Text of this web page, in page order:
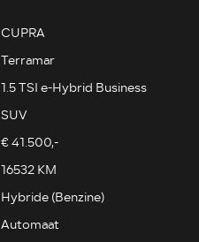
CUPRA
Terramar
1.5 TSI e-Hybrid Business
SUV
€ 41.500,-
16532 KM
Hybride (Benzine)
Automaat